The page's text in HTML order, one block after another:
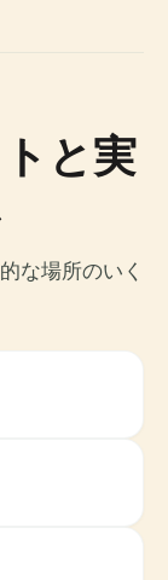
と実
な場所のいく